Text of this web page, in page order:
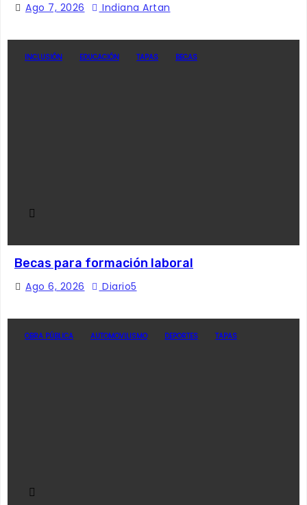
Ago 7, 2026 Indiana Artan
INCLUSIÓN EDUCACIÓN TAPAS BECAS
Becas para formación laboral
Ago 6, 2026 Diario5
OBRA PÚBLICA AUTOMOVILISMO DEPORTES TAPAS